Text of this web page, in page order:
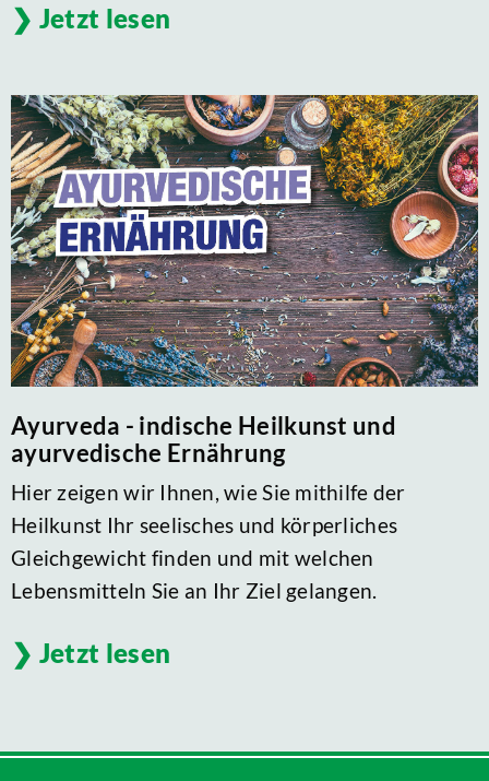
Jetzt lesen
Ayurveda - indische Heilkunst und
ayurvedische Ernährung
Hier zeigen wir Ihnen, wie Sie mithilfe der
Heilkunst Ihr seelisches und körperliches
Gleichgewicht finden und mit welchen
Lebensmitteln Sie an Ihr Ziel gelangen.
Jetzt lesen